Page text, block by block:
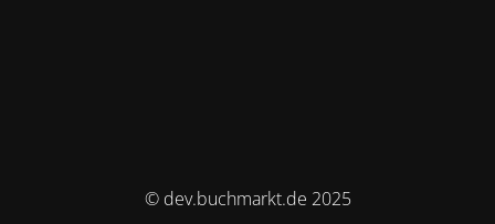
© dev.buchmarkt.de 2025